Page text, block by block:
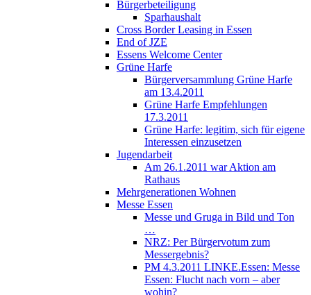
Bürgerbeteiligung
Sparhaushalt
Cross Border Leasing in Essen
End of JZE
Essens Welcome Center
Grüne Harfe
Bürgerversammlung Grüne Harfe
am 13.4.2011
Grüne Harfe Empfehlungen
17.3.2011
Grüne Harfe: legitim, sich für eigene
Interessen einzusetzen
Jugendarbeit
Am 26.1.2011 war Aktion am
Rathaus
Mehrgenerationen Wohnen
Messe Essen
Messe und Gruga in Bild und Ton
…
NRZ: Per Bürgervotum zum
Messergebnis?
PM 4.3.2011 LINKE.Essen: Messe
Essen: Flucht nach vorn – aber
wohin?